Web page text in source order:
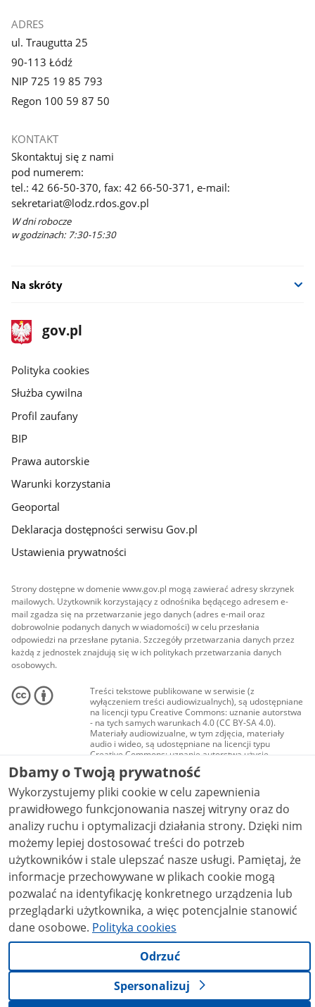
ADRES
ul. Traugutta 25
90-113 Łódź
NIP 725 19 85 793
Regon 100 59 87 50
KONTAKT
Skontaktuj się z nami
pod numerem:
tel.: 42 66-50-370, fax: 42 66-50-371, e-mail:
sekretariat@lodz.rdos.gov.pl
W dni robocze
w godzinach: 7:30-15:30
Na skróty
stopka
gov.pl
Strona
gov.pl
gov.pl
Polityka cookies
Służba cywilna
Profil zaufany
BIP
Prawa autorskie
Warunki korzystania
Geoportal
Deklaracja dostępności serwisu Gov.pl
Ustawienia prywatności
Strony dostępne w domenie www.gov.pl mogą zawierać adresy skrzynek
mailowych. Użytkownik korzystający z odnośnika będącego adresem e-
mail zgadza się na przetwarzanie jego danych (adres e-mail oraz
dobrowolnie podanych danych w wiadomości) w celu przesłania
odpowiedzi na przesłane pytania. Szczegóły przetwarzania danych przez
każdą z jednostek znajdują się w ich politykach przetwarzania danych
osobowych.
Treści tekstowe publikowane w serwisie (z
wyłączeniem treści audiowizualnych), są udostępniane
na licencji typu Creative Commons: uznanie autorstwa
- na tych samych warunkach 4.0 (CC BY-SA 4.0).
Materiały audiowizualne, w tym zdjęcia, materiały
audio i wideo, są udostępniane na licencji typu
Creative Commons: uznanie autorstwa użycie
niekomercyjne - bez utworów zależnych 4.0 (CC BY-
NC-ND 4.0), o ile nie jest to stwierdzone inaczej.
Dbamy o Twoją prywatność
Wykorzystujemy pliki cookie w celu zapewnienia
prawidłowego funkcjonowania naszej witryny oraz do
analizy ruchu i optymalizacji działania strony. Dzięki nim
możemy lepiej dostosować treści do potrzeb
użytkowników i stale ulepszać nasze usługi. Pamiętaj, że
informacje przechowywane w plikach cookie mogą
pozwalać na identyfikację konkretnego urządzenia lub
przeglądarki użytkownika, a więc potencjalnie stanowić
dane osobowe. Polityka cookies
Odrzuć
Spersonalizuj